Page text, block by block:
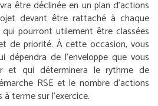
être déclinée en un plan d’actions
devant être rattaché à chaque
pourront utilement être classées
de priorité. À cette occasion, vous
dépendra de l’enveloppe que vous
et qui déterminera le rythme de
RSE et le nombre d’actions
terme sur l’exercice.